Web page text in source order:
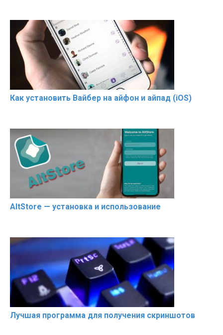
Как установить Вайбер на айфон и айпад (iOS)
AltStore — установка и использование
Лучшая программа для получения скриншотов